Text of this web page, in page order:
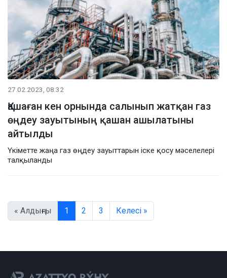
27.02.2023, 08:32
Қашаған кен орнында салынып жатқан газ
өңдеу зауытының қашан ашылатыны
айтылды
Үкіметте жаңа газ өңдеу зауыттарын іске қосу мәселелері
талқыланды
« Алдыңғы 1 2 3 Келесі »